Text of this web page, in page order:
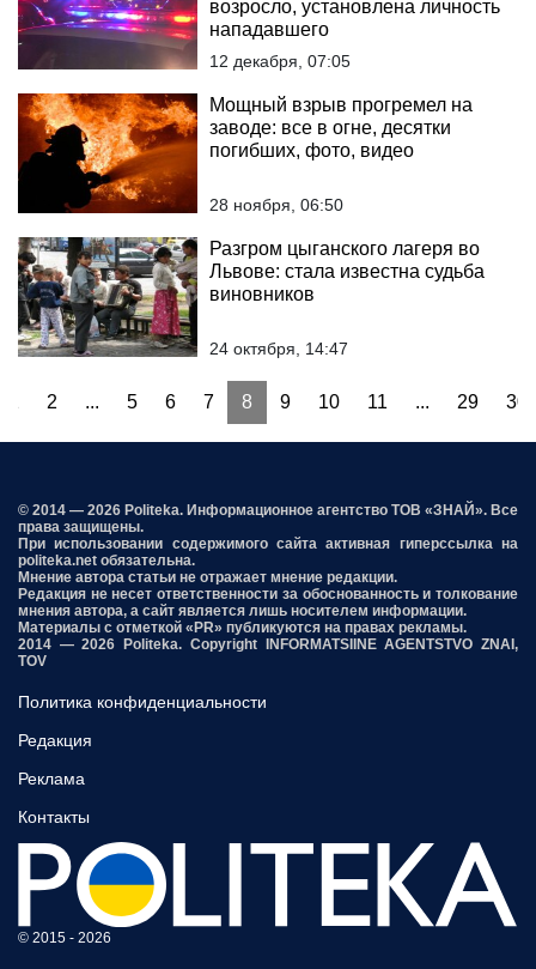
возросло, установлена личность
нападавшего
12 декабря, 07:05
Мощный взрыв прогремел на
заводе: все в огне, десятки
погибших, фото, видео
28 ноября, 06:50
Разгром цыганского лагеря во
Львове: стала известна судьба
виновников
24 октября, 14:47
2 ... 5 6 7 8 9 10 11 ... 29 30
© 2014 — 2026 Politeka. Информационное агентство ТОВ «ЗНАЙ». Все
права защищены.
При использовании содержимого сайта активная гиперссылка на
politeka.net обязательна.
Мнение автора статьи не отражает мнение редакции.
Редакция не несет ответственности за обоснованность и толкование
мнения автора, а сайт является лишь носителем информации.
Материалы с отметкой «PR» публикуются на правах рекламы.
2014 — 2026 Politeka. Copyright INFORMATSIINE AGENTSTVO ZNAI,
TOV
Политика конфиденциальности
Редакция
Реклама
Контакты
© 2015 - 2026